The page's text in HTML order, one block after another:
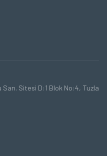
Sitesi D:1 Blok No:4, Tuzla